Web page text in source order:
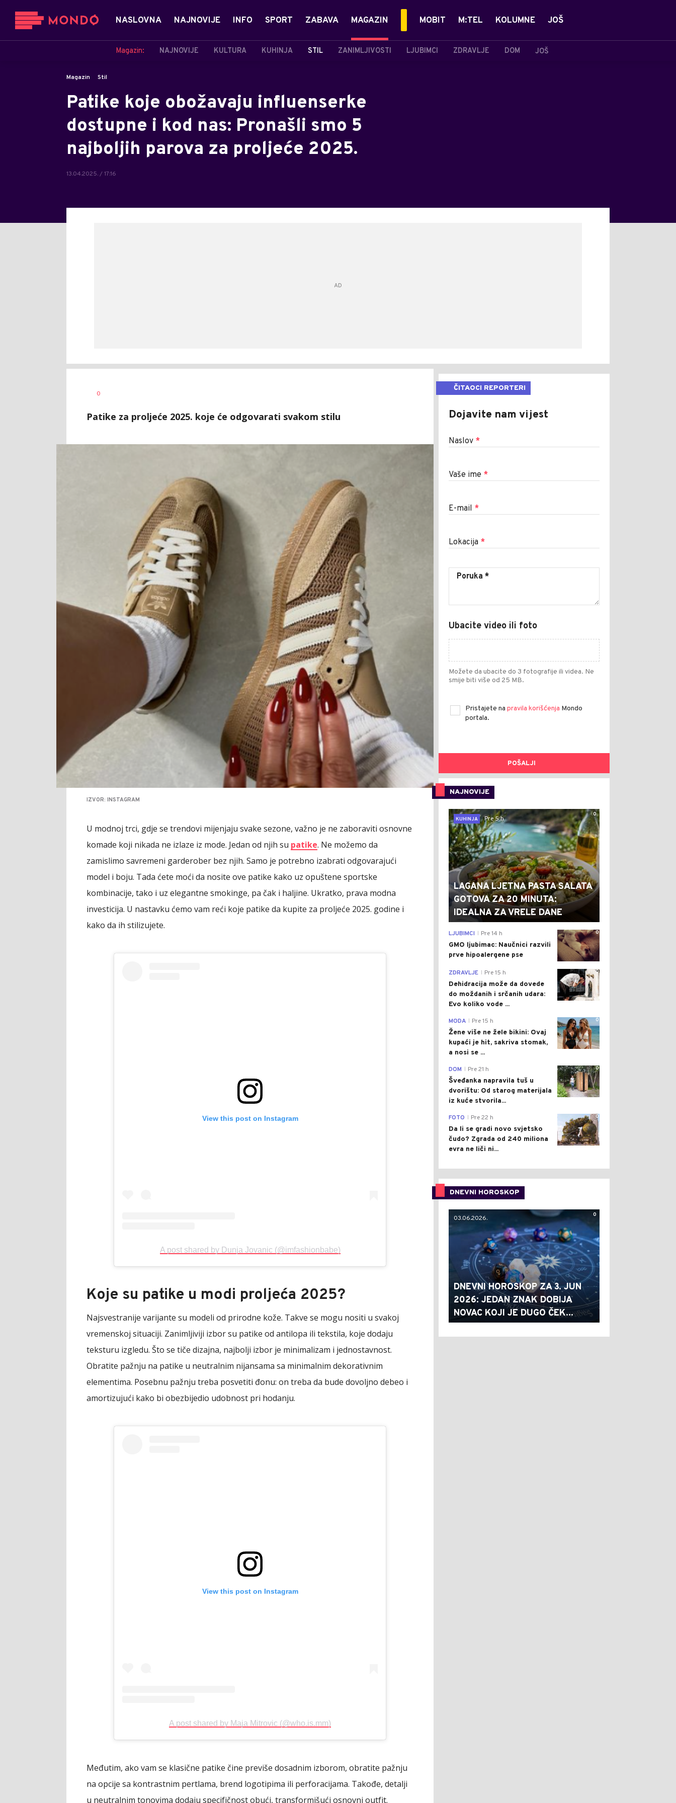
NASLOVNA NAJNOVIJE INFO SPORT ZABAVA MAGAZIN
Magazin: NAJNOVIJE KULTURA KUHINJA STIL ZANIMLJIVOSTI LJUBIMCI ZDRAVLJE DOM JOŠ
MOBIT M:TEL KOLUMNE JOŠ
Magazin Stil
Patike koje obožavaju influenserke
dostupne i kod nas: Pronašli smo 5
najboljih parova za proljeće 2025.
13.04.2025. / 17:16
AUTOR
0
Patike za proljeće 2025. koje će odgovarati svakom stilu
IZVOR: INSTAGRAM
U modnoj trci, gdje se trendovi mijenjaju svake sezone, važno je ne zaboraviti osnovne
komade koji nikada ne izlaze iz mode. Jedan od njih su patike. Ne možemo da
zamislimo savremeni garderober bez njih. Samo je potrebno izabrati odgovarajući
model i boju. Tada ćete moći da nosite ove patike kako uz opuštene sportske
kombinacije, tako i uz elegantne smokinge, pa čak i haljine. Ukratko, prava modna
investicija. U nastavku ćemo vam reći koje patike da kupite za proljeće 2025. godine i
kako da ih stilizujete.
View this post on Instagram
A post shared by Dunja Jovanic (@imfashionbabe)
Koje su patike u modi proljeća 2025?
Najsvestranije varijante su modeli od prirodne kože. Takve se mogu nositi u svakoj
vremenskoj situaciji. Zanimljiviji izbor su patike od antilopa ili tekstila, koje dodaju
teksturu izgledu. Što se tiče dizajna, najbolji izbor je minimalizam i jednostavnost.
Obratite pažnju na patike u neutralnim nijansama sa minimalnim dekorativnim
elementima. Posebnu pažnju treba posvetiti đonu: on treba da bude dovoljno debeo i
amortizujući kako bi obezbijedio udobnost pri hodanju.
View this post on Instagram
A post shared by Maja Mitrovic (@who.is.mm)
Međutim, ako vam se klasične patike čine previše dosadnim izborom, obratite pažnju
na opcije sa kontrastnim pertlama, brend logotipima ili perforacijama. Takođe, detalji
u neutralnim tonovima dodaju specifičnost obući, transformišući osnovni outfit.
ČITAOCI REPORTERI
Dojavite nam vijest
Naslov *
Vaše ime *
E-mail *
Lokacija *
Ubacite video ili foto
Možete da ubacite do 3 fotografije ili videa. Ne
smije biti više od 25 MB.
Pristajete na pravila korišćenja Mondo
portala.
POŠALJI
NAJNOVIJE
0
KUHINJA
Pre 5 h
LAGANA LJETNA PASTA SALATA
GOTOVA ZA 20 MINUTA:
IDEALNA ZA VRELE DANE
0
LJUBIMCI Pre 14 h
GMO ljubimac: Naučnici razvili
prve hipoalergene pse
0
ZDRAVLJE Pre 15 h
Dehidracija može da dovede
do moždanih i srčanih udara:
Evo koliko vode ...
0
MODA Pre 15 h
Žene više ne žele bikini: Ovaj
kupaći je hit, sakriva stomak,
a nosi se ...
0
DOM Pre 21 h
Šveđanka napravila tuš u
dvorištu: Od starog materijala
iz kuće stvorila...
0
FOTO Pre 22 h
Da li se gradi novo svjetsko
čudo? Zgrada od 240 miliona
evra ne liči ni...
DNEVNI HOROSKOP
0
03.06.2026.
DNEVNI HOROSKOP ZA 3. JUN
2026: JEDAN ZNAK DOBIJA
NOVAC KOJI JE DUGO ČEK...